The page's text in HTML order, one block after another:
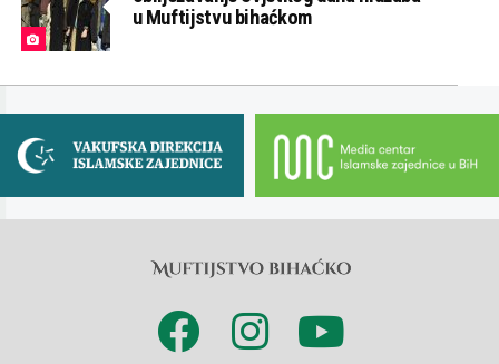
u Muftijstvu bihaćkom